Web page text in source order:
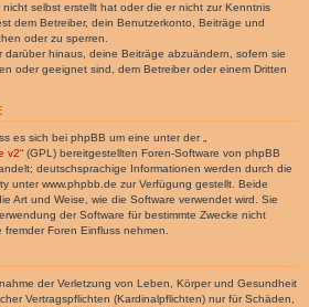
selbst erstellt hat oder die er nicht zur Kenntnis
dem Betreiber, dein Benutzerkonto, Beiträge und
oder zu sperren.
darüber hinaus, deine Beiträge abzuändern, sofern sie
oder geeignet sind, dem Betreiber oder einem Dritten
es sich bei phpBB um eine unter der „
v2“ (GPL) bereitgestellten Foren-Software von phpBB
deutschsprachige Informationen werden durch die
unter www.phpbb.de zur Verfügung gestellt. Beide
Art und Weise, wie die Software verwendet wird. Sie
der Software für bestimmte Zwecke nicht
Foren Einfluss nehmen.
der Verletzung von Leben, Körper und Gesundheit
Vertragspflichten (Kardinalpflichten) nur für Schäden,